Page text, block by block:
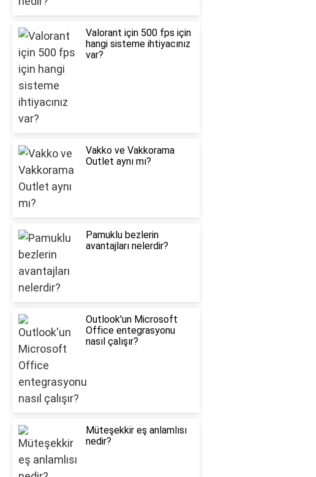
Valorant için 500 fps için
hangi sisteme ihtiyacınız
var?
Vakko ve Vakkorama
Outlet aynı mı?
Pamuklu bezlerin
avantajları nelerdir?
Outlook'un Microsoft
Office entegrasyonu
nasıl çalışır?
Müteşekkir eş anlamlısı
nedir?